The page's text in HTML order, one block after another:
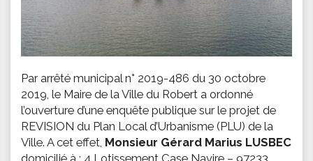
Par arrêté municipal n° 2019-486 du 30 octobre
2019, le Maire de la Ville du Robert a ordonné
l’ouverture d’une enquête publique sur le projet de
REVISION du Plan Local d’Urbanisme (PLU) de la
Ville. A cet effet, Monsieur Gérard Marius LUSBEC